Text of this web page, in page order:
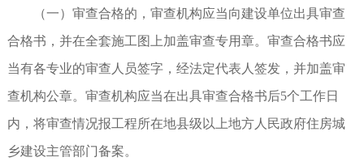
（一）审查合格的，审查机构应当向建设单位出具审查
合格书，并在全套施工图上加盖审查专用章。审查合格书应
当有各专业的审查人员签字，经法定代表人签发，并加盖审
查机构公章。审查机构应当在出具审查合格书后5个工作日
内，将审查情况报工程所在地县级以上地方人民政府住房城
乡建设主管部门备案。